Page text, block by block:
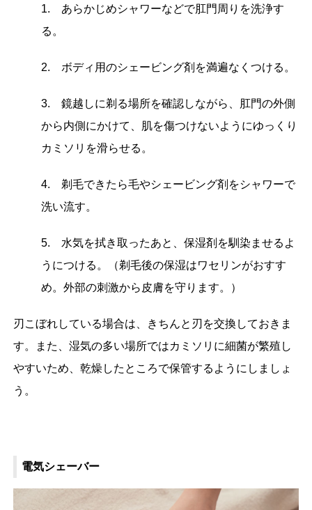
1. あらかじめシャワーなどで肛門周りを洗浄す
る。
2. ボディ用のシェービング剤を満遍なくつける。
3. 鏡越しに剃る場所を確認しながら、肛門の外側
から内側にかけて、肌を傷つけないようにゆっくり
カミソリを滑らせる。
4. 剃毛できたら毛やシェービング剤をシャワーで
洗い流す。
5. 水気を拭き取ったあと、保湿剤を馴染ませるよ
うにつける。（剃毛後の保湿はワセリンがおすす
め。外部の刺激から皮膚を守ります。）
刃こぼれしている場合は、きちんと刃を交換しておきま
す。また、湿気の多い場所ではカミソリに細菌が繁殖し
やすいため、乾燥したところで保管するようにしましょ
う。
電気シェーバー